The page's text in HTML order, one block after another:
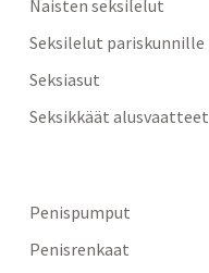
Naisten seksilelut
Seksilelut pariskunnille
Seksiasut
Seksikkäät alusvaatteet
Penispumput
Penisrenkaat